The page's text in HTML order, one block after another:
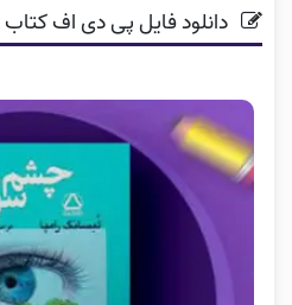
دانلود فایل پی دی اف